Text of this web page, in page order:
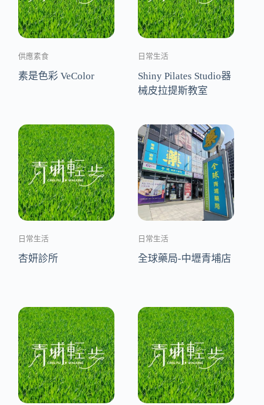
供應素食
素是色彩 VeColor
日常生活
Shiny Pilates Studio器
械皮拉提斯教室
日常生活
杏妍診所
日常生活
全球藥局-中壢青埔店